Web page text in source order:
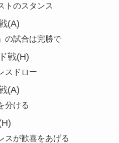
トのスタンス
(A)
の試合は完勝で
戦(H)
スドロー
(A)
分ける
スが歓喜をあげる